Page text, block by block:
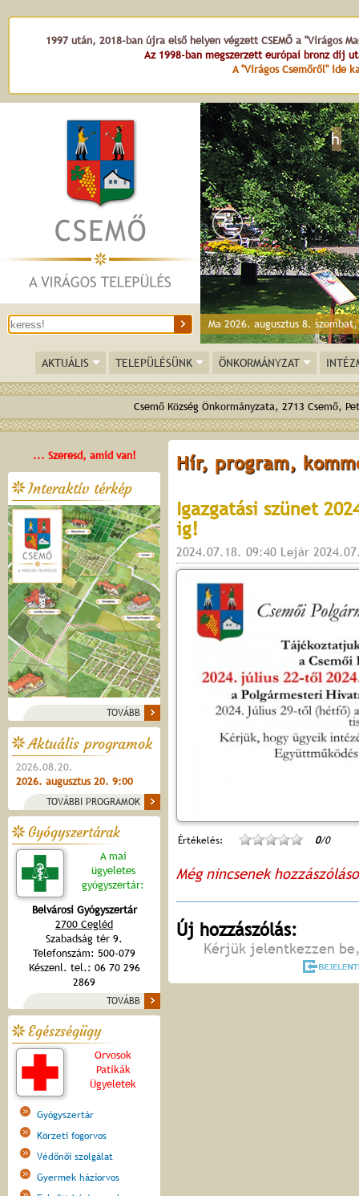
1997 után, 2018-ban újra első helyen végzett CSEMŐ a "Virágos
Az 1998-ban megszerzett európai bronz díj
A "Virágos Csemőről" ide
Ma 2026. augusztus 8.
Virágharang
AKTUÁLIS TELEPÜLÉSÜNK ÖNKORMÁNYZAT
Csemő Község Önkormányzata, 2713
... Szeresd, amid van!
Interaktív térkép
TOVÁBB
Aktuális programok
2026.08.20.
2026. augusztus 20. 9:00
TOVÁBBI PROGRAMOK
Gyógyszertárak
A mai
ügyeletes
gyógyszertár:
Belvárosi Gyógyszertár
2700 Cegléd
Szabadság tér 9.
Telefonszám: 500-079
Készenl. tel.: 06 70 296
2869
TOVÁBB
Egészségügy
Orvosok
Patikák
Ügyeletek
Gyógyszertár
Körzeti fogorvos
Védőnői szolgálat
Gyermek háziorvos
Hír, program,
Igazgatási szünet
ig!
2024.07.18. 09:40 Lejár
Értékelés: 0/0
Még nincsenek
Új hozzászólás:
Kérjük jelentkezzen